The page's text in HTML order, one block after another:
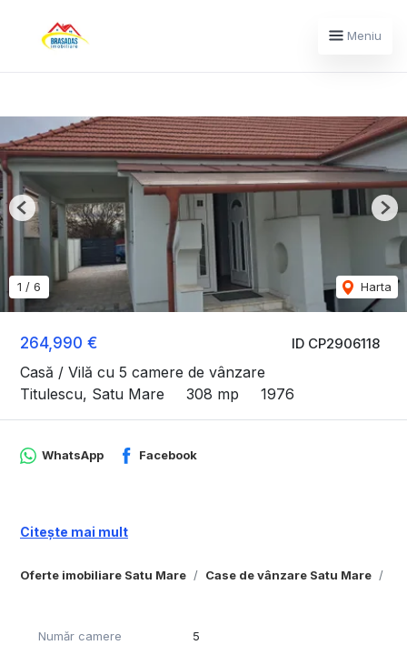
Meniu
ID CP2906118
264,990 €
Casă / Vilă cu 5 camere de vânzare
Titulescu, Satu Mare
308 mp 1976
1 / 6 Harta
Previous
Oferte imobiliare Satu Mare Case de vânzare Satu Mare
WhatsApp Facebook
Citește mai mult
Număr camere 5